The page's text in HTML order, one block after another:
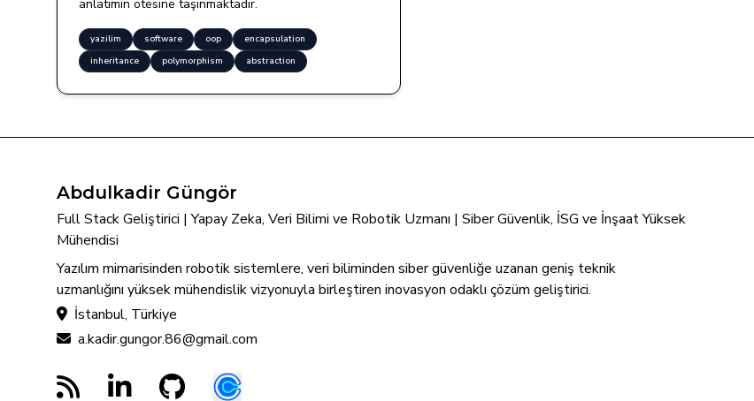
anlatımın ötesine taşınmaktadır.
yazilim software oop
encapsulation
inheritance
polymorphism abstraction
Abdulkadir Güngör
Full Stack Geliştirici | Yapay Zeka, Veri Bilimi ve Robotik Uzmanı | Siber Güvenlik, İSG ve İnşaat Yüksek
Mühendisi
Yazılım mimarisinden robotik sistemlere, veri biliminden siber güvenliğe uzanan geniş teknik
uzmanlığını yüksek mühendislik vizyonuyla birleştiren inovasyon odaklı çözüm geliştirici.
İstanbul, Türkiye
a.kadir.gungor.86@gmail.com